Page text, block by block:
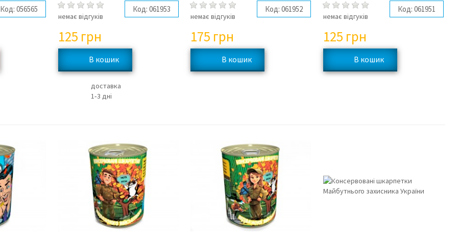
Код: 056565
немає відгуків
Код: 061953
125 грн
доставка
1‑3 дні
немає відгуків
Код: 061952
175 грн
немає відгуків
Код: 061951
125 грн